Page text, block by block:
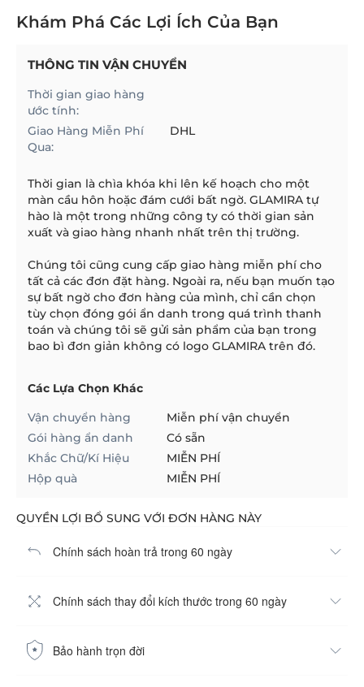
Khám Phá Các Lợi Ích Của Bạn
THÔNG TIN VẬN CHUYỂN
Thời gian giao hàng
ước tính:
Giao Hàng Miễn Phí
Qua:
DHL
Thời gian là chìa khóa khi lên kế hoạch cho một
màn cầu hôn hoặc đám cưới bất ngờ. GLAMIRA tự
hào là một trong những công ty có thời gian sản
xuất và giao hàng nhanh nhất trên thị trường.
Chúng tôi cũng cung cấp giao hàng miễn phí cho
tất cả các đơn đặt hàng. Ngoài ra, nếu bạn muốn tạo
sự bất ngờ cho đơn hàng của mình, chỉ cần chọn
tùy chọn đóng gói ẩn danh trong quá trình thanh
toán và chúng tôi sẽ gửi sản phẩm của bạn trong
bao bì đơn giản không có logo GLAMIRA trên đó.
Các Lựa Chọn Khác
Vận chuyển hàng
Miễn phí vận chuyển
Gói hàng ẩn danh
Có sẵn
Khắc Chữ/Kí Hiệu
MIỄN PHÍ
Hộp quà
MIỄN PHÍ
QUYỀN LỢI BỔ SUNG VỚI ĐƠN HÀNG NÀY
Chính sách hoàn trả trong 60 ngày
Chính sách thay đổi kích thước trong 60 ngày
Bảo hành trọn đời